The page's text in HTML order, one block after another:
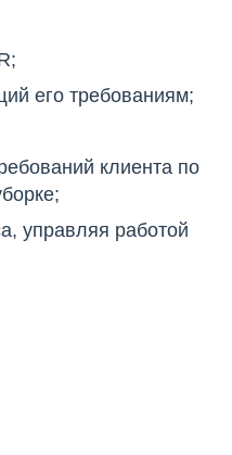
его требованиям;
клиента по
управляя работой